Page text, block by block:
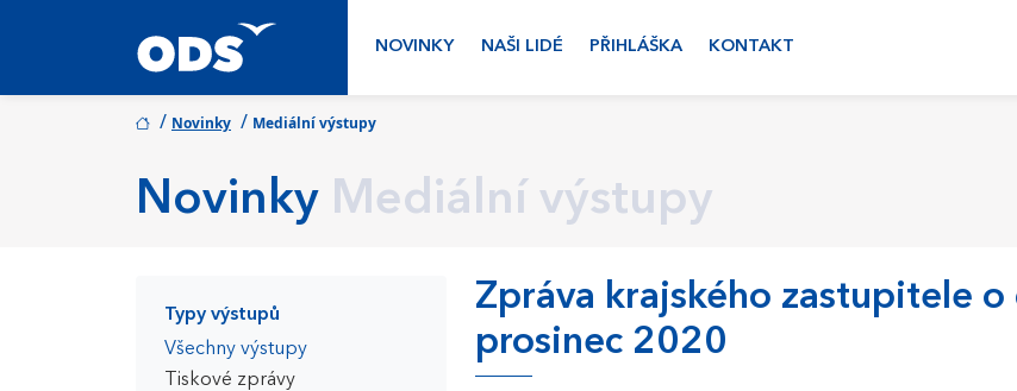
NOVINKY NAŠI LIDÉ PŘIHLÁŠKA KONTAKT
/ Novinky / Mediální výstupy
Novinky Mediální výstupy
Typy výstupů
Všechny výstupy
Tiskové zprávy
Zpráva krajského zastupitele
prosinec 2020